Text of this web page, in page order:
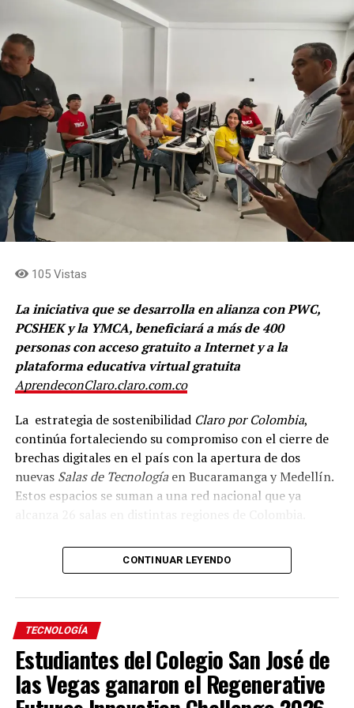
105 Vistas
La iniciativa que se desarrolla en alianza con PWC,
PCSHEK y la YMCA, beneficiará a más de 400
personas con acceso gratuito a Internet y a la
plataforma educativa virtual gratuita
AprendeconClaro.claro.com.co
La estrategia de sostenibilidad Claro por Colombia,
continúa fortaleciendo su compromiso con el cierre de
brechas digitales en el país con la apertura de dos
nuevas Salas de Tecnologíaen Bucaramanga y Medellín.
Estos espacios se suman a una red nacional que ya
Gracias a la alianza con PWC, PCSHECK y la
organización social internacional YMCA, las
formación y capacitación como
(AprendeconClaro.claro.com.co
fortalece habilidades para el desarrollo de negocios y
emprendimientos. Como parte de esta colaboración,
PWC y PCSHECK dotaron con equipos de cómputo estas
CONTINUAR LEYENDO
TECNOLOGÍA
Estudiantes del Colegio San José de
las Vegas ganaron el Regenerative